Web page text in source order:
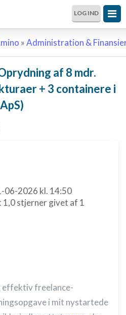
LOG IND
»Administration &
af 8 mdr.
+ 3 containere i
06-2026 kl. 14:50
1,0stjerner givet af 1
effektiv freelance-
i mit nystartede